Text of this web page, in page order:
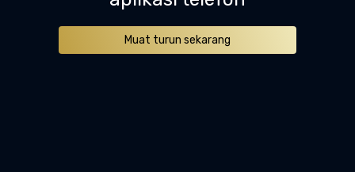
Muat turun sekarang